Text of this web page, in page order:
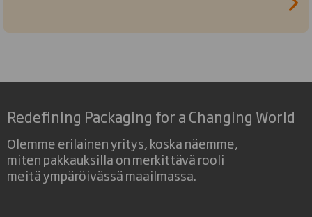
Redefining Packaging for a Changing World
Olemme erilainen yritys, koska näemme,
miten pakkauksilla on merkittävä rooli
meitä ympäröivässä maailmassa.